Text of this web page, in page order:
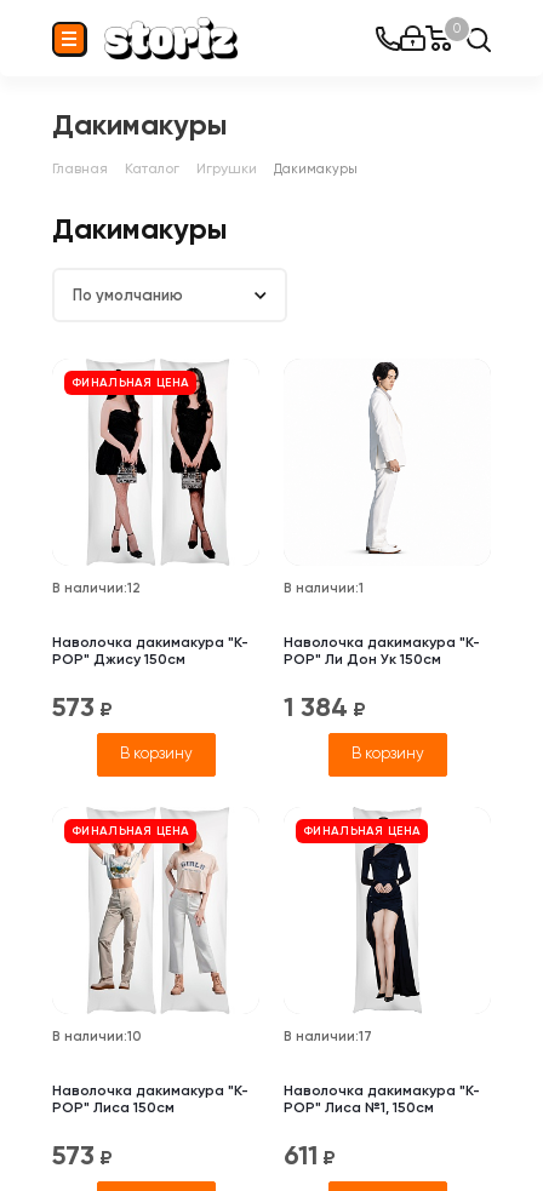
0
Дакимакуры
Главная Каталог Игрушки Дакимакуры
Дакимакуры
По умолчанию
ФИНАЛЬНАЯ ЦЕНА
В наличии:12
Наволочка дакимакура "K-
POP" Джису 150см
573 ₽
В корзину
В наличии:1
Наволочка дакимакура "K-
POP" Ли Дон Ук 150см
1 384 ₽
В корзину
ФИНАЛЬНАЯ ЦЕНА
В наличии:10
Наволочка дакимакура "K-
POP" Лиса 150см
573 ₽
ФИНАЛЬНАЯ ЦЕНА
В наличии:17
Наволочка дакимакура "K-
POP" Лиса №1, 150см
611 ₽